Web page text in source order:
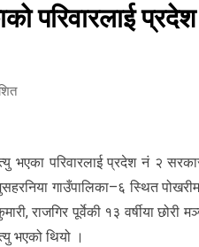
परिवारलाई प्रदेश
भएका परिवारलाई प्रदेश नं २
गाउँपालिका–६ स्थित
राजगिर पूर्वेकी १३ वर्षीया
भएको थियो ।